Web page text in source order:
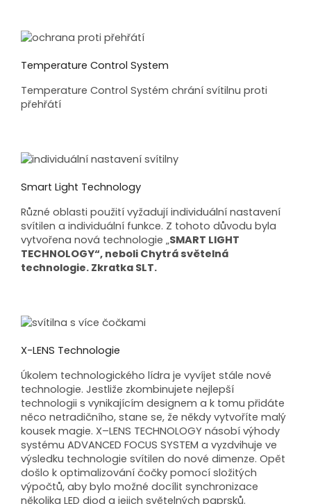
Temperature Control System
Temperature Control Systém chrání svítilnu proti
přehřátí
Smart Light Technology
Různé oblasti použití vyžadují individuální nastavení
svítilen a individuální funkce. Z tohoto důvodu byla
vytvořena nová technologie „SMART LIGHT
TECHNOLOGY“, neboli Chytrá světelná
technologie. Zkratka SLT.
X-LENS Technologie
Úkolem technologického lídra je vyvíjet stále nové
technologie. Jestliže zkombinujete nejlepší
technologii s vynikajícím designem a k tomu přidáte
něco netradičního, stane se, že někdy vytvoříte malý
kousek magie. X–LENS TECHNOLOGY násobí výhody
systému ADVANCED FOCUS SYSTEM a vyzdvihuje ve
výsledku technologie svítilen do nové dimenze. Opět
došlo k optimalizování čočky pomocí složitých
výpočtů, aby bylo možné docílit synchronizace
několika LED diod a jejich světelných paprsků.